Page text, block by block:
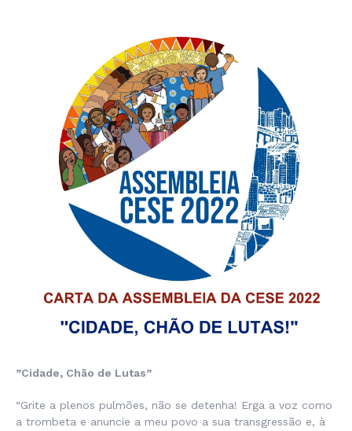
”Cidade, Chão de Lutas”
“Grite a plenos pulmões, não se detenha! Erga a voz como
a trombeta e anuncie a meu povo a sua transgressão e, à